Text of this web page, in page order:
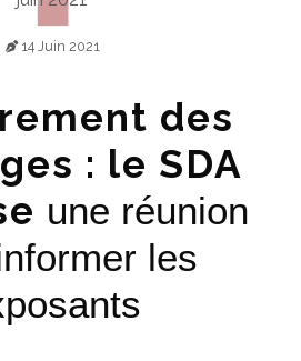
14 Juin 2021
des
: le SDA
une réunion
les